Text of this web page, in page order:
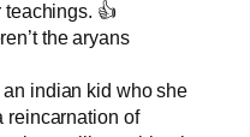
👍
the aryans
indian kid who she
reincarnation of